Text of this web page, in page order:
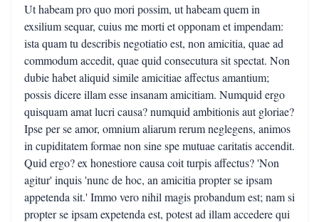
Ut habeam pro quo mori possim, ut habeam quem in
exsilium sequar, cuius me morti et opponam et impendam:
ista quam tu describis negotiatio est, non amicitia, quae ad
commodum accedit, quae quid consecutura sit spectat. Non
dubie habet aliquid simile amicitiae affectus amantium;
possis dicere illam esse insanam amicitiam. Numquid ergo
quisquam amat lucri causa? numquid ambitionis aut gloriae?
Ipse per se amor, omnium aliarum rerum neglegens, animos
in cupiditatem formae non sine spe mutuae caritatis accendit.
Quid ergo? ex honestiore causa coit turpis affectus? 'Non
agitur' inquis 'nunc de hoc, an amicitia propter se ipsam
appetenda sit.' Immo vero nihil magis probandum est; nam si
propter se ipsam expetenda est, potest ad illam accedere qui